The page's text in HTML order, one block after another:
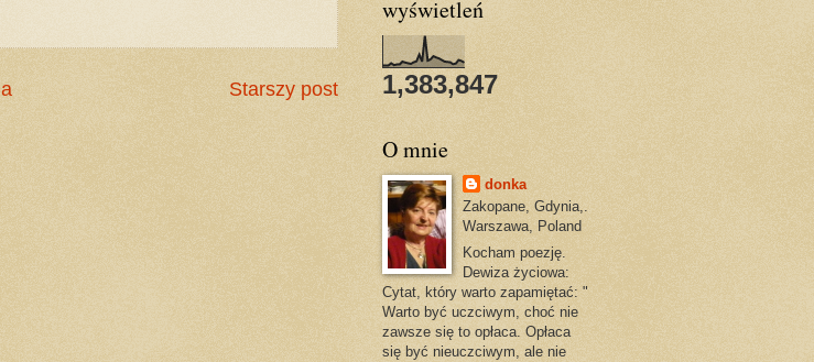
Starszy post
wyświetleń
1,383,847
O mnie
donka
Zakopane, Gdynia,.
Warszawa, Poland
Kocham poezję.
Dewiza życiowa:
Cytat, który warto zapamiętać: "
Warto być uczciwym, choć nie
zawsze się to opłaca. Opłaca
się być nieuczciwym, ale nie